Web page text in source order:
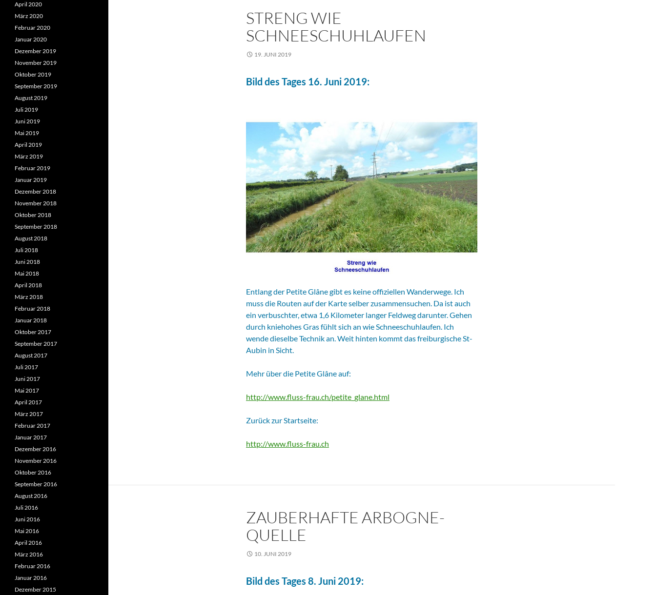
STRENG WIE
SCHNEESCHUHLAUFEN
19. JUNI 2019
Bild des Tages 16. Juni 2019:
Entlang der Petite Glâne gibt es keine offiziellen Wanderwege. Ich
muss die Routen auf der Karte selber zusammensuchen. Da ist auch
ein verbuschter, etwa 1,6 Kilometer langer Feldweg darunter. Gehen
durch kniehohes Gras fühlt sich an wie Schneeschuhlaufen. Ich
wende dieselbe Technik an. Weit hinten kommt das freiburgische St-
Aubin in Sicht.
Mehr über die Petite Glâne auf:
http://www.fluss-frau.ch/petite_glane.html
Zurück zur Startseite:
http://www.fluss-frau.ch
ZAUBERHAFTE ARBOGNE-
QUELLE
10. JUNI 2019
Bild des Tages 8. Juni 2019:
April 2020
März 2020
Februar 2020
Januar 2020
Dezember 2019
November 2019
Oktober 2019
September 2019
August 2019
Juli 2019
Juni 2019
Mai 2019
April 2019
März 2019
Februar 2019
Januar 2019
Dezember 2018
November 2018
Oktober 2018
September 2018
August 2018
Juli 2018
Juni 2018
Mai 2018
April 2018
März 2018
Februar 2018
Januar 2018
Oktober 2017
September 2017
August 2017
Juli 2017
Juni 2017
Mai 2017
April 2017
März 2017
Februar 2017
Januar 2017
Dezember 2016
November 2016
Oktober 2016
September 2016
August 2016
Juli 2016
Juni 2016
Mai 2016
April 2016
März 2016
Februar 2016
Januar 2016
Dezember 2015